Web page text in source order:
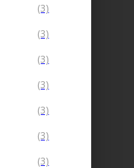
(3)
(3)
(3)
(3)
(3)
(3)
(3)